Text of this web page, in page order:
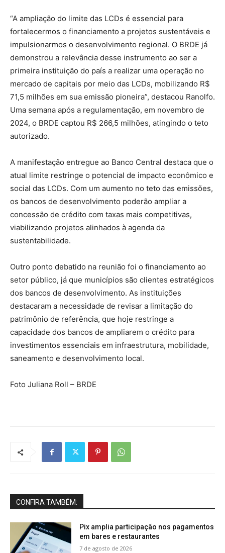
“A ampliação do limite das LCDs é essencial para
fortalecermos o financiamento a projetos sustentáveis e
impulsionarmos o desenvolvimento regional. O BRDE já
demonstrou a relevância desse instrumento ao ser a
primeira instituição do país a realizar uma operação no
mercado de capitais por meio das LCDs, mobilizando R$
71,5 milhões em sua emissão pioneira”, destacou Ranolfo.
Uma semana após a regulamentação, em novembro de
2024, o BRDE captou R$ 266,5 milhões, atingindo o teto
autorizado.
A manifestação entregue ao Banco Central destaca que o
atual limite restringe o potencial de impacto econômico e
social das LCDs. Com um aumento no teto das emissões,
os bancos de desenvolvimento poderão ampliar a
concessão de crédito com taxas mais competitivas,
viabilizando projetos alinhados à agenda da
sustentabilidade.
Outro ponto debatido na reunião foi o financiamento ao
setor público, já que municípios são clientes estratégicos
dos bancos de desenvolvimento. As instituições
destacaram a necessidade de revisar a limitação do
patrimônio de referência, que hoje restringe a
capacidade dos bancos de ampliarem o crédito para
investimentos essenciais em infraestrutura, mobilidade,
saneamento e desenvolvimento local.
Foto Juliana Roll – BRDE
CONFIRA TAMBÉM:
Pix amplia participação nos pagamentos
em bares e restaurantes
7 de agosto de 2026